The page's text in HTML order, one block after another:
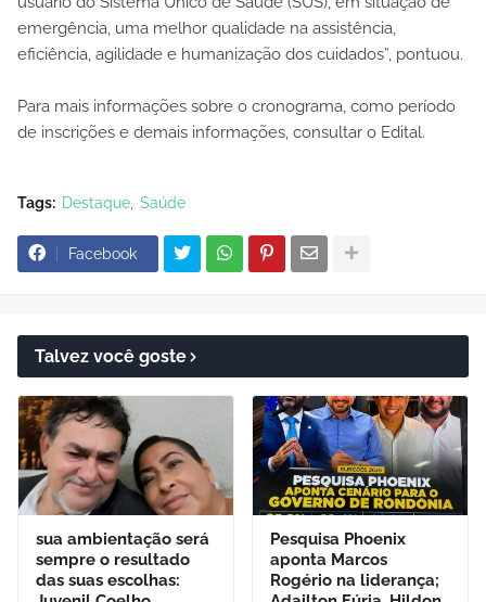
emergência, uma melhor qualidade na assistência,
eficiência, agilidade e humanização dos cuidados”, pontuou.
Para mais informações sobre o cronograma, como período
de inscrições e demais informações, consultar o Edital.
Tags: Destaque Saúde
Facebook
Talvez você goste
sua ambientação será
sempre o resultado
das suas escolhas:
Pesquisa Phoenix
aponta Marcos
Rogério na liderança;